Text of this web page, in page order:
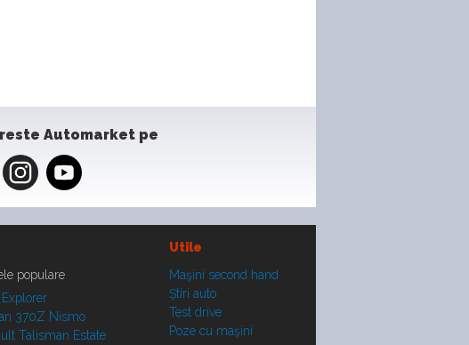
Automarket pe
Utile
populare
Explorer
370Z Nismo
Talisman Estate
Maşini second hand
Ştiri auto
Test drive
Poze cu maşini